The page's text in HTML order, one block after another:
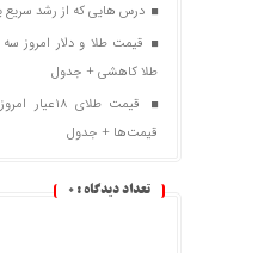
درس هایی که از رشد سریع
طلا کاهشی + جدول
قیمت‌ها + جدول
تعداد دیدگاه : 0